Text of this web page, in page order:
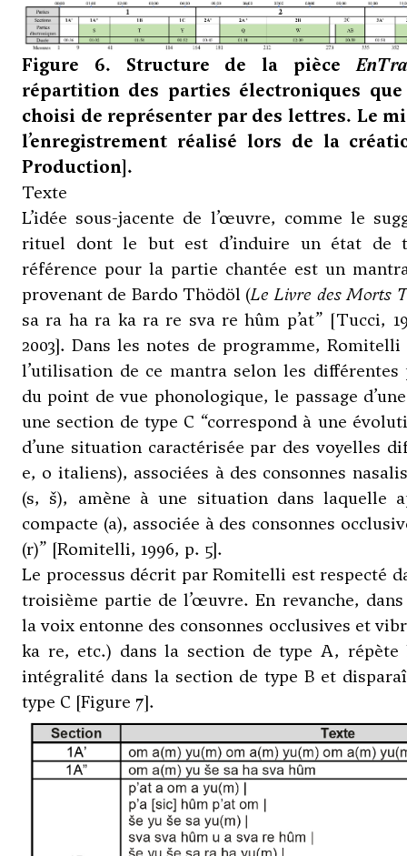
Figure 6. Structure de la pièce
répartition des parties électroniques
choisi de représenter par des lettres. Le
l’enregistrement réalisé lors de la
Production].
Texte
L’idée sous-jacente de l’œuvre, comme le
rituel dont le but est d’induire un état de
référence pour la partie chantée est un
provenant de Bardo Thödöl (Le Livre des Morts
sa ra ha ra ka ra re sva re hûm p’at” [Tucci,
2003]. Dans les notes de programme,
l’utilisation de ce mantra selon les
du point de vue phonologique, le passage
une section de type C “correspond à une
d’une situation caractérisée par des voyelles
e, o italiens), associées à des consonnes
(s, š), amène à une situation dans laquelle
compacte (a), associée à des consonnes
(r)” [Romitelli, 1996, p. 5].
Le processus décrit par Romitelli est respecté
troisième partie de l’œuvre. En revanche,
la voix entonne des consonnes occlusives et
ka re, etc.) dans la section de type A, répète
intégralité dans la section de type B et
type C [Figure 7].